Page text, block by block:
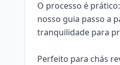
O processo é
nosso guia passo a
tranquilidade para
Perfeito para chás